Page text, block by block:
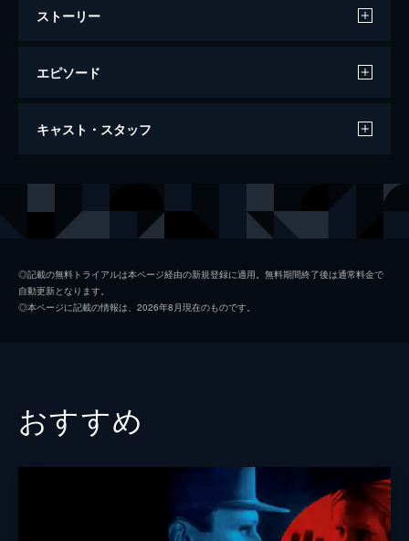
ストーリー
エピソード
シェルタリング・スカイ
キャスト・スタッフ
ジョン・マルコヴィッチ
ニコレッタ・ブラスキ
ベルナルド・ベルトルッチ
◎記載の無料トライアルは本ページ経由の新規登録に適用。無料期間終了後は通常料金で
自動更新となります。
◎本ページに記載の情報は、2026年8月現在のものです。
おすすめ